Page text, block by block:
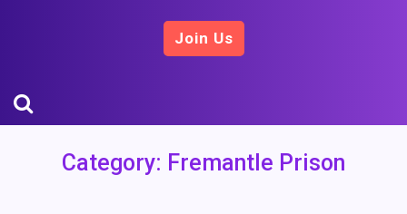
Join Us
Category: Fremantle Prison